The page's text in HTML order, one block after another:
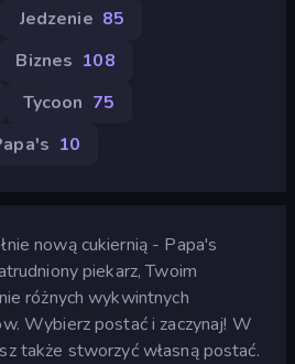
Jedzenie 85
Biznes 108
Tycoon 75
10
nową cukiernią - Papa's
piekarz, Twoim
różnych wykwintnych
Wybierz postać i zaczynaj! W
także stworzyć własną postać.